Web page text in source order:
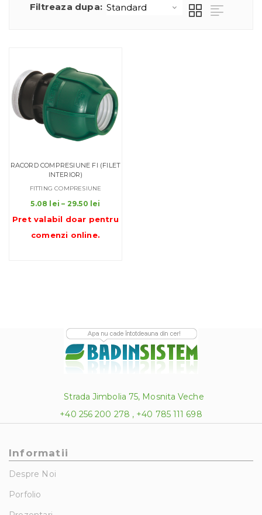
Filtreaza dupa:
RACORD COMPRESIUNE FI (FILET
INTERIOR)
FITTING COMPRESIUNE
5.08 lei – 29.50 lei
prețuri:
Pret valabil doar pentru
comenzi online.
Strada Jimbolia 75, Mosnita Veche
+40 256 200 278 , +40 785 111 698
Informatii
Despre Noi
Porfolio